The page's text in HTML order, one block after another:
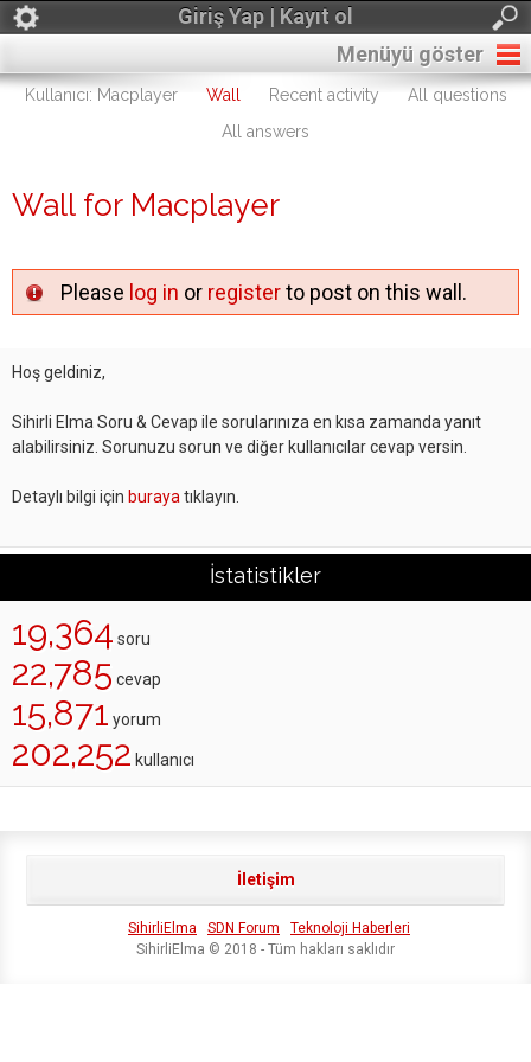
Giriş Yap | Kayıt ol
Menüyü göster
Kullanıcı: Macplayer Wall Recent activity
All questions
All answers
Wall for Macplayer
Please log in or registerto post on this wall.
Hoş geldiniz,
Sihirli Elma Soru & Cevap ile sorularınıza en kısa zamanda yanıt
alabilirsiniz. Sorunuzu sorun ve diğer kullanıcılar cevap versin.
Detaylı bilgi için buraya tıklayın.
İstatistikler
19,364 soru
22,785 cevap
15,871 yorum
202,252 kullanıcı
İletişim
SihirliElma SDN Forum
Teknoloji Haberleri
SihirliElma © 2018 - Tüm hakları saklıdır